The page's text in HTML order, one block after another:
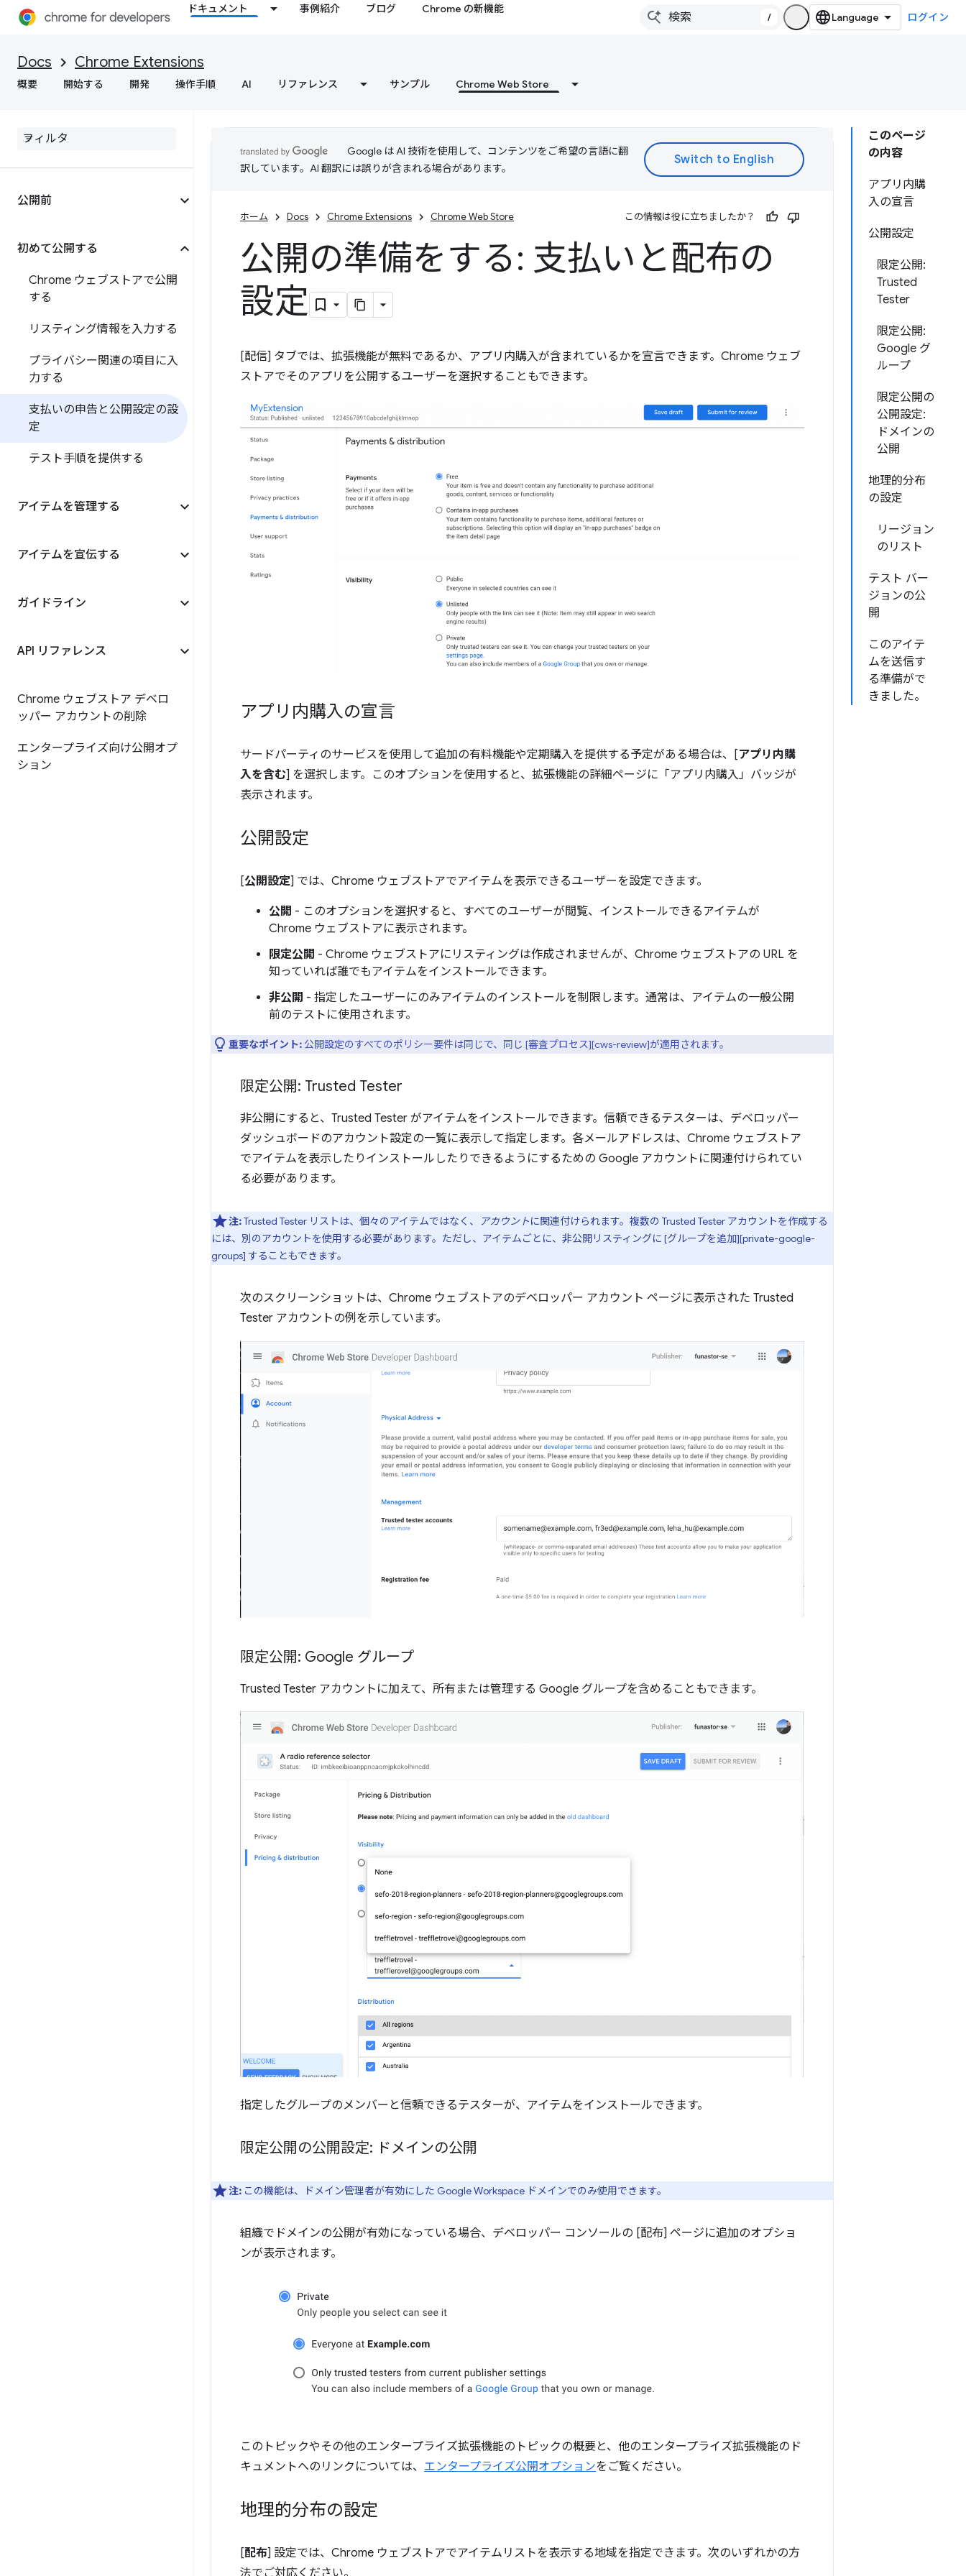
ドキュメント 事例紹介 ブログ Chrome の新機能
/ ログイン
Docs Chrome Extensions
概要 開始する 開発 操作手順 AI リファレンス サンプル Chrome Web Store
公開前
初めて公開する
Chrome ウェブストアで公開
する
リスティング情報を入力する
プライバシー関連の項目に入
力する
支払いの申告と公開設定の設
定
テスト手順を提供する
アイテムを管理する
アイテムを宣伝する
ガイドライン
API リファレンス
Chrome ウェブストア デベロ
ッパー アカウントの削除
エンタープライズ向け公開オプ
ション
このページ
の内容
アプリ内購
入の宣言
公開設定
限定公開:
Trusted
Tester
限定公開:
Google グ
ループ
限定公開の
公開設定:
ドメインの
公開
地理的分布
の設定
リージョン
のリスト
テスト バー
ジョンの公
開
このアイテ
ムを送信す
る準備がで
きました。
Google は AI 技術を使用して、コンテンツをご希望の言語に翻
訳しています。AI 翻訳には誤りが含まれる場合があります。
ホーム Docs Chrome Extensions Chrome Web Store この情報は役に立ちましたか？
公開の準備をする: 支払いと配布の
設定
[配信] タブでは、拡張機能が無料であるか、アプリ内購入が含まれているかを宣言できます。Chrome ウェブ
ストアでそのアプリを公開するユーザーを選択することもできます。
アプリ内購入の宣言
サードパーティのサービスを使用して追加の有料機能や定期購入を提供する予定がある場合は、[アプリ内購
入を含む] を選択します。このオプションを使用すると、拡張機能の詳細ページに「アプリ内購入」バッジが
表示されます。
公開設定
[公開設定] では、Chrome ウェブストアでアイテムを表示できるユーザーを設定できます。
公開 - このオプションを選択すると、すべてのユーザーが閲覧、インストールできるアイテムが
Chrome ウェブストアに表示されます。
限定公開 - Chrome ウェブストアにリスティングは作成されませんが、Chrome ウェブストアの URL を
知っていれば誰でもアイテムをインストールできます。
非公開 - 指定したユーザーにのみアイテムのインストールを制限します。通常は、アイテムの一般公開
前のテストに使用されます。
重要なポイント: 公開設定のすべてのポリシー要件は同じで、同じ [審査プロセス][cws-review]が適用されます。
限定公開: Trusted Tester
非公開にすると、Trusted Tester がアイテムをインストールできます。信頼できるテスターは、デベロッパー
ダッシュボードのアカウント設定の一覧に表示して指定します。各メールアドレスは、Chrome ウェブストア
でアイテムを表示したりインストールしたりできるようにするための Google アカウントに関連付けられてい
る必要があります。
注:Trusted Tester リストは、個々のアイテムではなく、 アカウントに関連付けられます。複数の Trusted Tester アカウントを作成する
には、別のアカウントを使用する必要があります。ただし、アイテムごとに、非公開リスティングに [グループを追加][private-google-
groups] することもできます。
次のスクリーンショットは、Chrome ウェブストアのデベロッパー アカウント ページに表示された Trusted
Tester アカウントの例を示しています。
限定公開: Google グループ
Trusted Tester アカウントに加えて、所有または管理する Google グループを含めることもできます。
指定したグループのメンバーと信頼できるテスターが、アイテムをインストールできます。
限定公開の公開設定: ドメインの公開
注: この機能は、ドメイン管理者が有効にした Google Workspace ドメインでのみ使用できます。
組織でドメインの公開が有効になっている場合、デベロッパー コンソールの [配布] ページに追加のオプショ
ンが表示されます。
このトピックやその他のエンタープライズ拡張機能のトピックの概要と、他のエンタープライズ拡張機能のド
キュメントへのリンクについては、 エンタープライズ公開オプションをご覧ください。
地理的分布の設定
[配布] 設定では、Chrome ウェブストアでアイテムリストを表示する地域を指定できます。次のいずれかの方